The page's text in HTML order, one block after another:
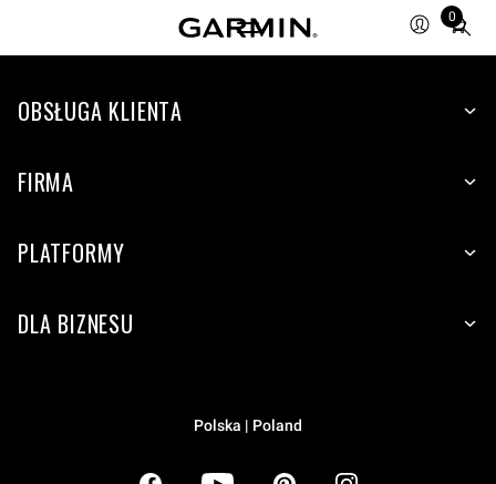
0
Total
items
cart:
OBSŁUGA KLIENTA
FIRMA
PLATFORMY
DLA BIZNESU
Polska | Poland